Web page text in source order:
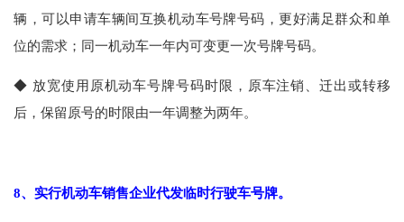
辆，可以申请车辆间互换机动车号牌号码，更好满足群众和单
位的需求；同一机动车一年内可变更一次号牌号码。
◆ 放宽使用原机动车号牌号码时限，原车注销、迁出或转移
后，保留原号的时限由一年调整为两年。
8、实行机动车销售企业代发临时行驶车号牌。